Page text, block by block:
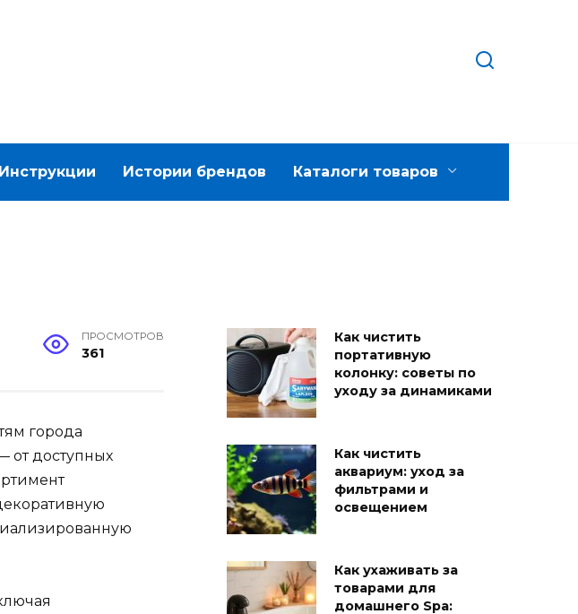
Инструкции Истории брендов Каталоги товаров
ПРОСМОТРОВ
361
города
от доступных
Как чистить
портативную
колонку: советы по
уходу за динамиками
Как чистить
аквариум: уход за
фильтрами и
освещением
Как ухаживать за
товарами для
домашнего Spa: